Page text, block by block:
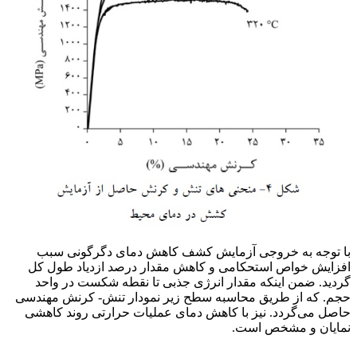
با توجه به خروجی آزمایش کشف کاهش دمای دگرگونی سبب
افزایش خواص استحکامی و کاهش مقدار درصد ازدیاد طول کل
گردید. ضمن اینکه مقدار انرژی جذبی تا نقطه شکست در واحد
حجم. که از طریق محاسبه سطح زیر نمودار تنش- کرنش مهندسی
حاصل می‌گردد. نیز با کاهش دمای عملیات حرارتی روند کاهشی
نمایان و مشخص است.